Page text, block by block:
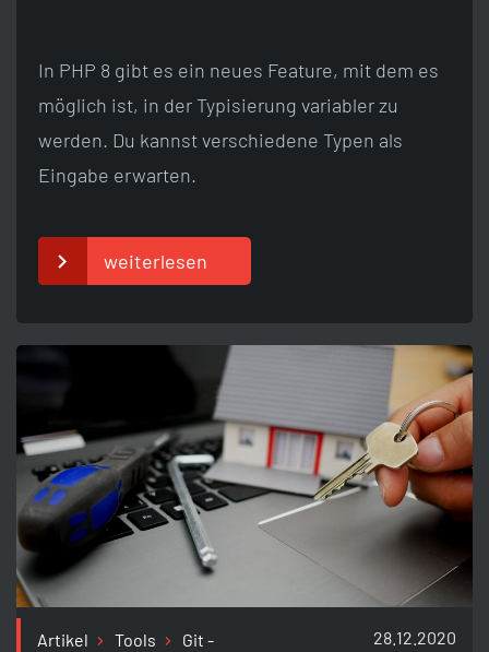
In PHP 8 gibt es ein neues Feature, mit dem es
möglich ist, in der Typisierung variabler zu
werden. Du kannst verschiedene Typen als
Eingabe erwarten.
weiterlesen
Artikel Tools
Git -
28.12.2020